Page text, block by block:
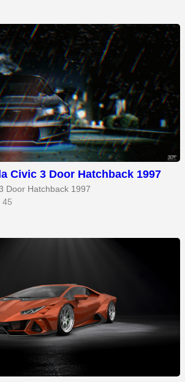
Civic 3 Door Hatchback 1997
Door Hatchback 1997
45